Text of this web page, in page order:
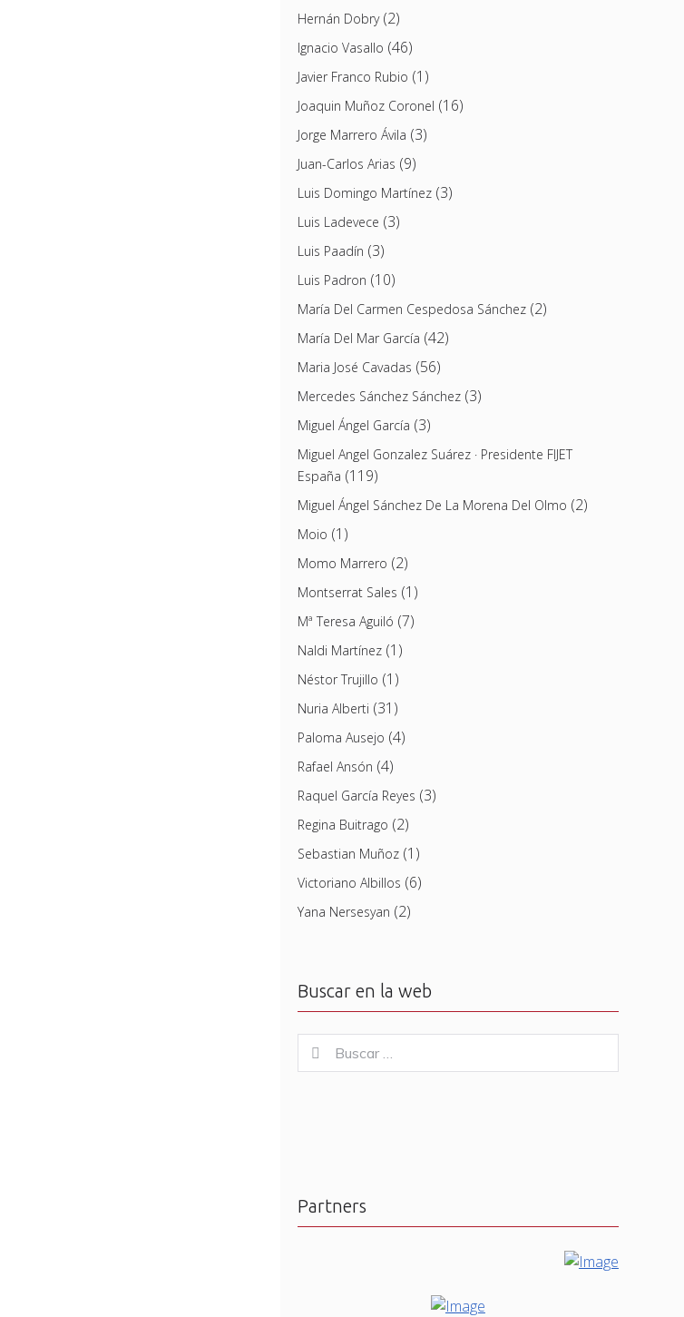
Hernán Dobry(2)
Ignacio Vasallo (46)
Javier Franco Rubio (1)
Joaquin Muñoz Coronel (16)
Jorge Marrero Ávila (3)
Juan-Carlos Arias (9)
Luis Domingo Martínez(3)
Luis Ladevece (3)
Luis Paadín (3)
Luis Padron (10)
María Del Carmen Cespedosa Sánchez(2)
María Del Mar García (42)
Maria José Cavadas (56)
Mercedes Sánchez Sánchez(3)
Miguel Ángel García (3)
Miguel Angel Gonzalez Suárez · Presidente FIJET
España (119)
Miguel Ángel Sánchez De La Morena Del Olmo (2)
Moio (1)
Momo Marrero (2)
Montserrat Sales (1)
Mª Teresa Aguiló (7)
Naldi Martínez(1)
Néstor Trujillo (1)
Nuria Alberti (31)
Paloma Ausejo (4)
Rafael Ansón (4)
Raquel García Reyes (3)
Regina Buitrago (2)
Sebastian Muñoz(1)
Victoriano Albillos (6)
Yana Nersesyan (2)
Buscar en la web
for:
Buscar
Partners